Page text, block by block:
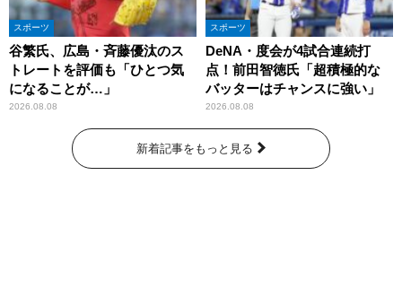
スポーツ
谷繁氏、広島・斉藤優汰のス
トレートを評価も「ひとつ気
になることが…」
2026.08.08
スポーツ
DeNA・度会が4試合連続打
点！前田智徳氏「超積極的な
バッターはチャンスに強い」
2026.08.08
新着記事をもっと見る